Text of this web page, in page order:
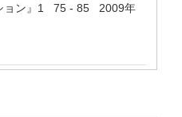
ョン』1 75 - 85 2009年